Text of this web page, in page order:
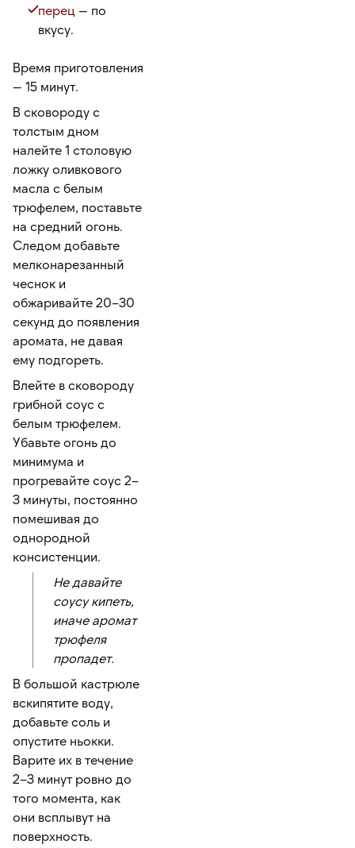
перец — по
вкусу.
Время приготовления
— 15 минут.
В сковороду с
толстым дном
налейте 1 столовую
ложку оливкового
масла с белым
трюфелем, поставьте
на средний огонь.
Следом добавьте
мелконарезанный
чеснок и
обжаривайте 20–30
секунд до появления
аромата, не давая
ему подгореть.
Влейте в сковороду
грибной соус с
белым трюфелем.
Убавьте огонь до
минимума и
прогревайте соус 2–
3 минуты, постоянно
помешивая до
однородной
консистенции.
Не давайте
соусу кипеть,
иначе аромат
трюфеля
пропадет.
В большой кастрюле
вскипятите воду,
добавьте соль и
опустите ньокки.
Варите их в течение
2–3 минут ровно до
того момента, как
они всплывут на
поверхность.